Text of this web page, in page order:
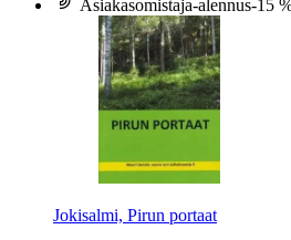
Asiakasomistaja-alennus-15
Jokisalmi, Pirun portaat